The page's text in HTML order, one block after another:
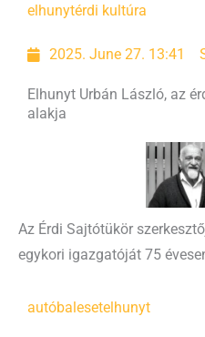
elhunytérdi kultúra
2025. June 27. 13:41
Elhunyt Urbán László, az
alakja
Az Érdi Sajtótükör
egykori igazgatóját 75
autóbalesetelhunyt